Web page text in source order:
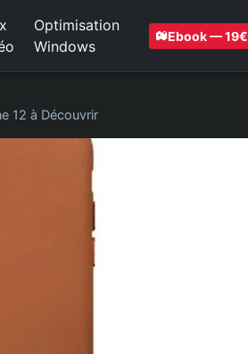
Optimisation
Windows
Ebook — 19€
12 à Découvrir